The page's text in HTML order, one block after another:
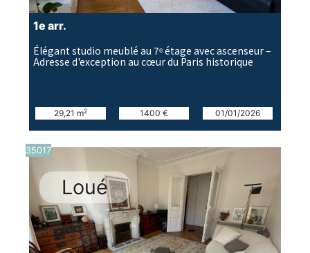
1e arr.
Élégant studio meublé au 7ᵉ étage avec ascenseur –
Adresse d'exception au cœur du Paris historique
29,21 m2 1400 € 01/01/2026
Loué
35017